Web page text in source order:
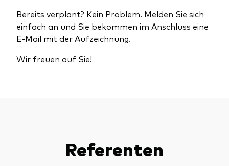
Ressourcen
Bereits verplant? Kein Problem. Melden Sie sich
einfach an und Sie bekommen im Anschluss eine
E-Mail mit der Aufzeichnung.
Wir freuen auf Sie!
Referenten